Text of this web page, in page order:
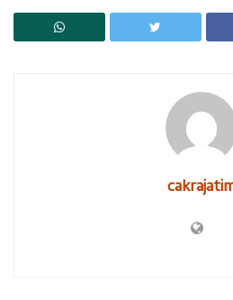
PDAM Sidoarjo Melakukan
Narkotika
Menurut sumber cakrajatim, yang
Sh, yang merupakan ketua
ini mantan kepala desa di Buduran
OTT ini berkaitan dengan proses